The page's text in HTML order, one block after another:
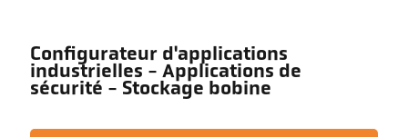
Configurateur d'applications
industrielles - Applications de
sécurité - Stockage bobine